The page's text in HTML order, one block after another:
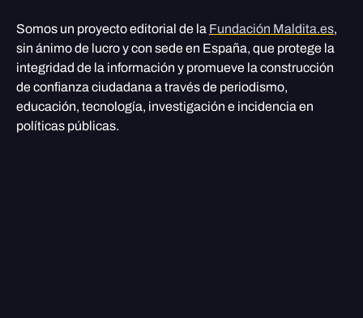
Somos un proyecto editorial de la Fundación Maldita.es,
sin ánimo de lucro y con sede en España, que protege la
integridad de la información y promueve la construcción
de confianza ciudadana a través de periodismo,
educación, tecnología, investigación e incidencia en
políticas públicas.